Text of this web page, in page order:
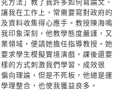
我在工作上，常需要寫對政府的
資料收集得心應手。教授陳海鳴
印象深刻，他教學態度嚴謹，又
領域，便請她擔任指導教授。她
求學生模擬實境演戲，課後還要
的方式刺激我們學習，成效很
向理論，但是不死板，他總是運
理整合，也使我獲益良多。